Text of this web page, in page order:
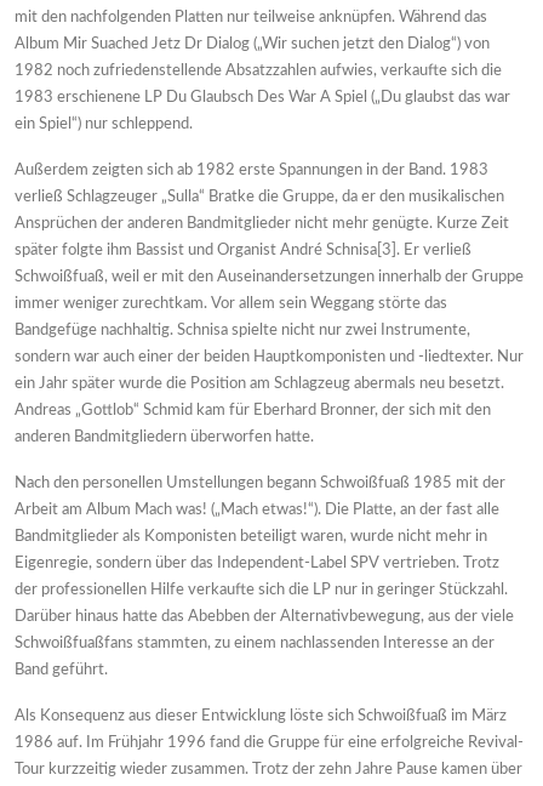
mit den nachfolgenden Platten nur teilweise anknüpfen. Während das
Album Mir Suached Jetz Dr Dialog („Wir suchen jetzt den Dialog“) von
1982 noch zufriedenstellende Absatzzahlen aufwies, verkaufte sich die
1983 erschienene LP Du Glaubsch Des War A Spiel („Du glaubst das war
ein Spiel“) nur schleppend.
Außerdem zeigten sich ab 1982 erste Spannungen in der Band. 1983
verließ Schlagzeuger „Sulla“ Bratke die Gruppe, da er den musikalischen
Ansprüchen der anderen Bandmitglieder nicht mehr genügte. Kurze Zeit
später folgte ihm Bassist und Organist André Schnisa[3]. Er verließ
Schwoißfuaß, weil er mit den Auseinandersetzungen innerhalb der Gruppe
immer weniger zurechtkam. Vor allem sein Weggang störte das
Bandgefüge nachhaltig. Schnisa spielte nicht nur zwei Instrumente,
sondern war auch einer der beiden Hauptkomponisten und -liedtexter. Nur
ein Jahr später wurde die Position am Schlagzeug abermals neu besetzt.
Andreas „Gottlob“ Schmid kam für Eberhard Bronner, der sich mit den
anderen Bandmitgliedern überworfen hatte.
Nach den personellen Umstellungen begann Schwoißfuaß 1985 mit der
Arbeit am Album Mach was! („Mach etwas!“). Die Platte, an der fast alle
Bandmitglieder als Komponisten beteiligt waren, wurde nicht mehr in
Eigenregie, sondern über das Independent-Label SPV vertrieben. Trotz
der professionellen Hilfe verkaufte sich die LP nur in geringer Stückzahl.
Darüber hinaus hatte das Abebben der Alternativbewegung, aus der viele
Schwoißfuaßfans stammten, zu einem nachlassenden Interesse an der
Band geführt.
Als Konsequenz aus dieser Entwicklung löste sich Schwoißfuaß im März
1986 auf. Im Frühjahr 1996 fand die Gruppe für eine erfolgreiche Revival-
Tour kurzzeitig wieder zusammen. Trotz der zehn Jahre Pause kamen über